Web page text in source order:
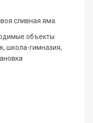
сливная яма.
объекты
школа-гимназия,